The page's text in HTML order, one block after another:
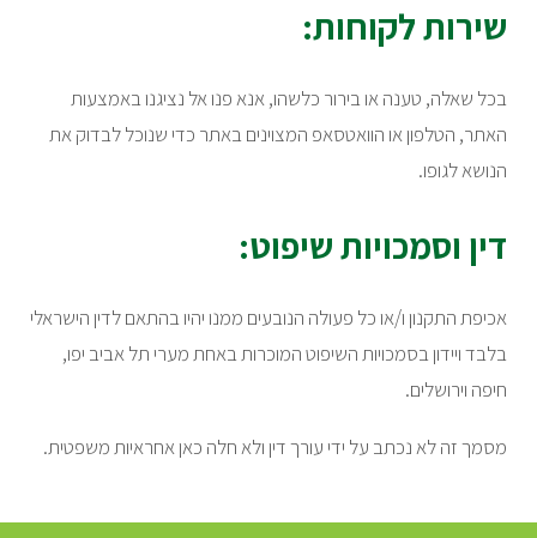
שירות לקוחות:
בכל שאלה, טענה או בירור כלשהו, אנא פנו אל נציגנו באמצעות
האתר, הטלפון או הוואטסאפ המצוינים באתר כדי שנוכל לבדוק את
הנושא לגופו.
דין וסמכויות שיפוט:
אכיפת התקנון ו/או כל פעולה הנובעים ממנו יהיו בהתאם לדין הישראלי
בלבד ויידון בסמכויות השיפוט המוכרות באחת מערי תל אביב יפו,
חיפה וירושלים.
מסמך זה לא נכתב על ידי עורך דין ולא חלה כאן אחראיות משפטית.